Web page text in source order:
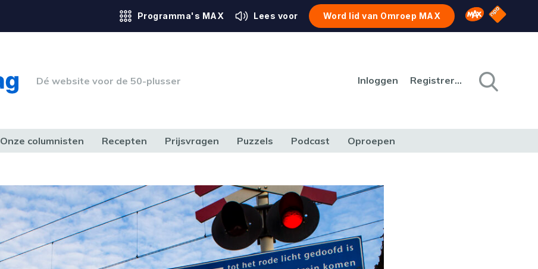
Programma's MAX Lees voor Word lid van Omroep MAX Omroep MAX
NPO
Dé website voor de 50-plusser Inloggen Registreren
Onze columnisten Recepten Prijsvragen Puzzels Podcast Oproepen